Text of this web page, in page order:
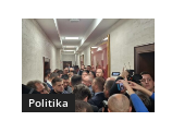
Politika